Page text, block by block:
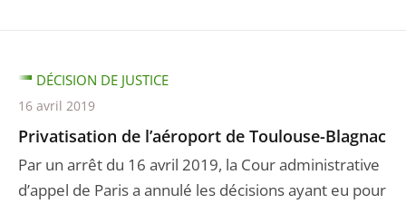
Privatisation de l’aéroport de Toulouse-Blagnac
Par un arrêt du 16 avril 2019, la Cour administrative
d’appel de Paris a annulé les décisions ayant eu pour
DÉCISION DE JUSTICE
16 avril 2019